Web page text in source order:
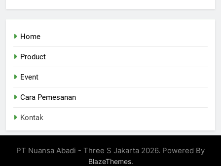
Home
Product
Event
Cara Pemesanan
Kontak
PT Nuansa Abadi - Three S Jakarta 2026. Powered By
BlazeThemes.